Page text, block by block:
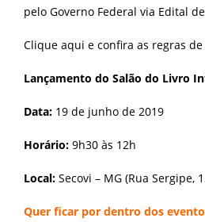
pelo Governo Federal via Edital
Clique aqui e confira as regras
Lançamento do Salão do Livro
Data: 19 de junho de 2019
Horário: 9h30 às 12h
Local: Secovi – MG (Rua Sergipe,
Quer ficar por dentro dos